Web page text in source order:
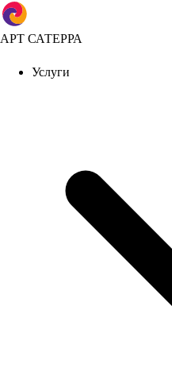
АРТ САТЕРРА
Услуги